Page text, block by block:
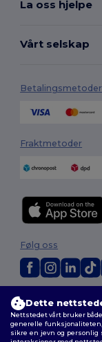
La oss hjelpe
Vårt selskap
Betalingsmetoder
Fraktmetoder
Generelle Vilkår|
informasjonskapsler|
Følg oss
Dette
Nettstedet vårt bruker
generelle
sikre en jevn og